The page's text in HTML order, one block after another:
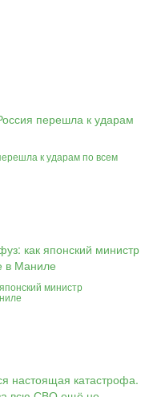
к ударам по всем
министр